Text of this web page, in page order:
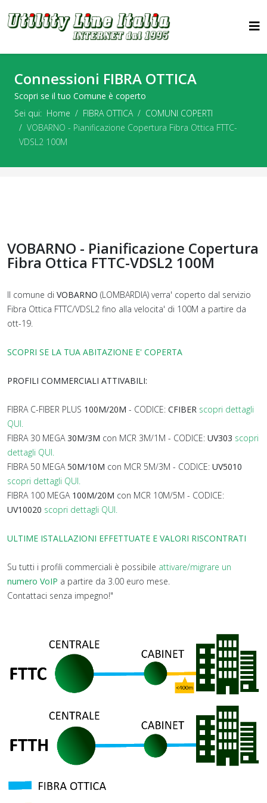
Connessioni FIBRA OTTICA
Scopri se il tuo Comune è coperto
Sei qui: Home FIBRA OTTICA
COMUNI COPERTI
VOBARNO - Pianificazione Copertura Fibra Ottica FTTC-
VDSL2 100M
VOBARNO - Pianificazione Copertura
Fibra Ottica FTTC-VDSL2 100M
Il comune di VOBARNO (LOMBARDIA) verra' coperto dal servizio
Fibra Ottica FTTC/VDSL2 fino alla velocita' di 100M a partire da
ott-19.
SCOPRI SE LA TUA ABITAZIONE E' COPERTA
PROFILI COMMERCIALI ATTIVABILI:
FIBRA C-FIBER PLUS 100M/20M - CODICE: CFIBER scopri dettagli
QUI.
FIBRA 30 MEGA30M/3M con MCR 3M/1M - CODICE: UV303 scopri
dettagli QUI.
FIBRA 50 MEGA50M/10M con MCR 5M/3M - CODICE: UV5010
scopri dettagli QUI.
FIBRA 100 MEGA 100M/20M con MCR 10M/5M - CODICE:
UV10020 scopri dettagli QUI.
ULTIME ISTALLAZIONI EFFETTUATE E VALORI RISCONTRATI
Su tutti i profili commerciali è possibile attivare/migrare un
numero VoIP a partire da 3.00 euro mese.
Contattaci senza impegno!"